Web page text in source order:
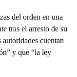
del orden en una
tras el arresto de su
cuentan
y que “la ley